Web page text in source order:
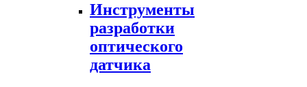
Инструменты
разработки
оптического
датчика